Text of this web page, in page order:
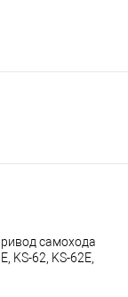
самохода
KS-62, KS-62E,